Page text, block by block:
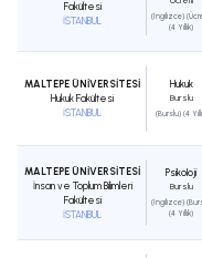
Fakültesi
İSTANBUL
(İngilizce)
(4 Yıllık)
MALTEPE ÜNİVERSİTESİ
Hukuk Fakültesi
İSTANBUL
Hukuk
Burslu
(Burslu) (4
MALTEPE ÜNİVERSİTESİ
İnsan ve Toplum Bilimleri
Fakültesi
İSTANBUL
Psikoloji
Burslu
(İngilizce)
(4 Yıllık)